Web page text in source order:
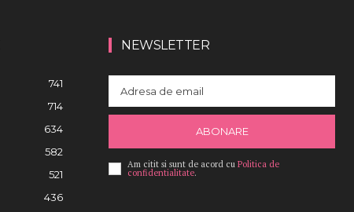
741
714
634
582
521
436
NEWSLETTER
ABONARE
Am citit si sunt de acord cu Politica de
confidentialitate.